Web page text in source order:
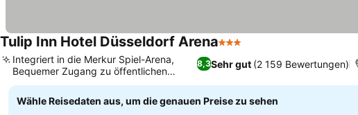
Tulip Inn Hotel Düsseldorf Arena3 Sterne
8,3Sehr gut (2 159 Bewertungen)
Integriert in die Merkur Spiel-Arena,
Bequemer Zugang zu öffentlichen
Verkehrsmitteln
Wähle Reisedaten aus, um die genauen Preise zu sehen